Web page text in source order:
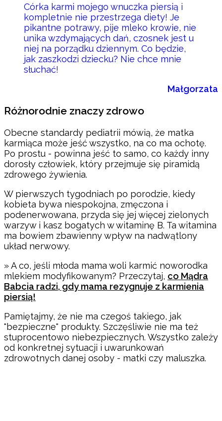
Córka karmi mojego wnuczka piersią i
kompletnie nie przestrzega diety! Je
pikantne potrawy, pije mleko krowie, nie
unika wzdymających dań, czosnek jest u
niej na porządku dziennym. Co będzie,
jak zaszkodzi dziecku? Nie chce mnie
słuchać!
Małgorzata
Różnorodnie znaczy zdrowo
Obecne standardy pediatrii mówią, że matka
karmiąca może jeść wszystko, na co ma ochotę.
Po prostu - powinna jeść to samo, co każdy inny
dorosły człowiek, który przejmuje się piramidą
zdrowego żywienia.
W pierwszych tygodniach po porodzie, kiedy
kobieta bywa niespokojna, zmęczona i
podenerwowana, przyda się jej więcej zielonych
warzyw i kasz bogatych w witaminę B. Ta witamina
ma bowiem zbawienny wpływ na nadwątlony
układ nerwowy.
» A co, jeśli młoda mama woli karmić noworodka
mlekiem modyfikowanym? Przeczytaj, co Mądra
Babcia radzi, gdy mama rezygnuje z karmienia
piersią!
Pamiętajmy, że nie ma czegoś takiego, jak
"bezpieczne" produkty. Szczęśliwie nie ma też
stuprocentowo niebezpiecznych. Wszystko zależy
od konkretnej sytuacji i uwarunkowań
zdrowotnych danej osoby - matki czy maluszka.